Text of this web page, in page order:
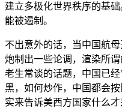
建立多极化世界秩序的基
能被遏制。
不出意外的话，当中国航
炮制出一些论调，渲染所
老生常谈的话题，中国已
黑，如何炒作，中国都会
实来告诉美西方国家什么